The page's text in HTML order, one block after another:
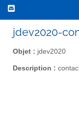
jdev2020-
Objet : jdev2020
Description :